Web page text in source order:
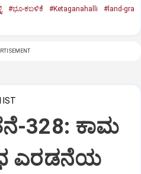
#ಭೂ-ಕಬಳಿಕೆ #Ketaganahalli
#land-gra
IST
328: ಕಾಮ
ಎರಡನೆಯ